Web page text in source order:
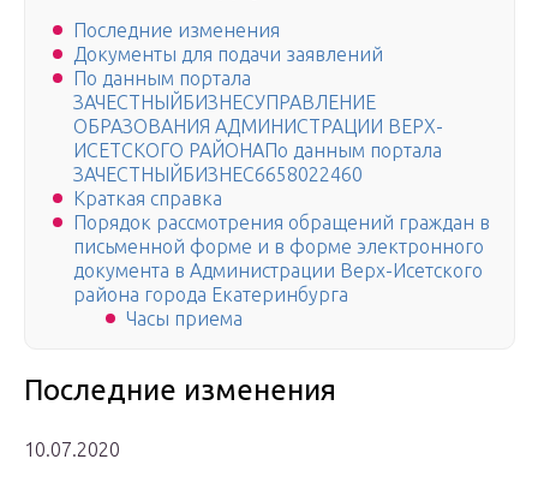
Последние изменения
Документы для подачи заявлений
По данным портала
ЗАЧЕСТНЫЙБИЗНЕСУПРАВЛЕНИЕ
ОБРАЗОВАНИЯ АДМИНИСТРАЦИИ ВЕРХ-
ИСЕТСКОГО РАЙОНАПо данным портала
ЗАЧЕСТНЫЙБИЗНЕС6658022460
Краткая справка
Порядок рассмотрения обращений граждан в
письменной форме и в форме электронного
документа в Администрации Верх-Исетского
района города Екатеринбурга
Часы приема
Последние изменения
10.07.2020